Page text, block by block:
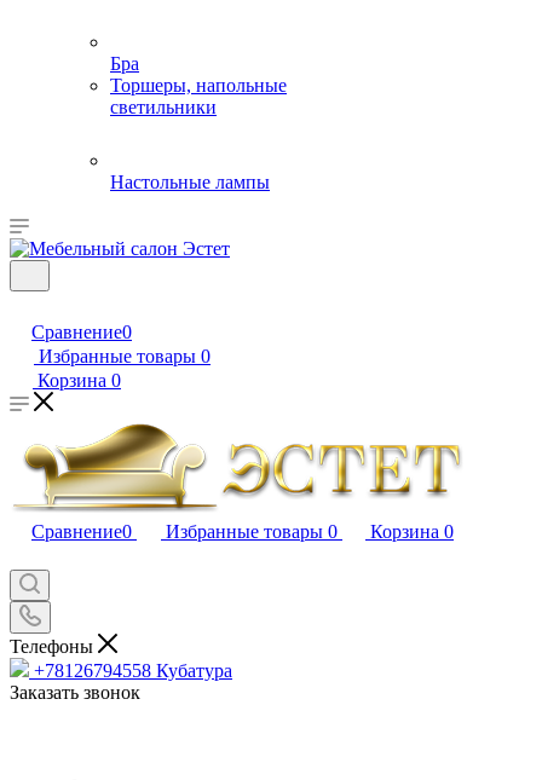
Бра
Торшеры, напольные
светильники
Настольные лампы
Сравнение0
Избранные товары 0
Корзина 0
Сравнение0 Избранные товары 0 Корзина 0
Телефоны
+78126794558 Кубатура
Заказать звонок